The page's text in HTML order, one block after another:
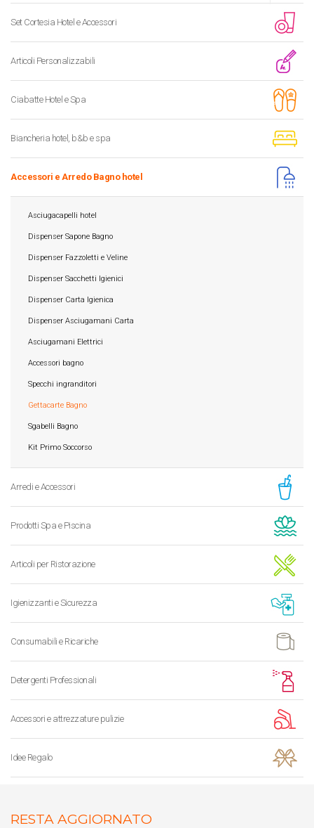
Set Cortesia Hotel e Accessori
Articoli Personalizzabili
Ciabatte Hotel e Spa
Biancheria hotel, b&b e spa
Accessori e Arredo Bagno hotel
Asciugacapelli hotel
Dispenser Sapone Bagno
Dispenser Fazzoletti e Veline
Dispenser Sacchetti Igienici
Dispenser Carta Igienica
Dispenser Asciugamani Carta
Asciugamani Elettrici
Accessori bagno
Specchi ingranditori
Gettacarte Bagno
Sgabelli Bagno
Kit Primo Soccorso
Arredi e Accessori
Prodotti Spa e Piscina
Articoli per Ristorazione
Igienizzanti e Sicurezza
Consumabili e Ricariche
Detergenti Professionali
Accessori e attrezzature pulizie
Idee Regalo
RESTA AGGIORNATO